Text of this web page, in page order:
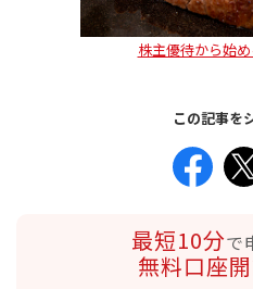
株主優待から始
この記事を
最短10分で
無料口座